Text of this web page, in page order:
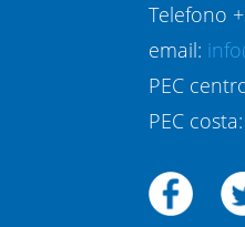
Telefono
email:
PEC
PEC costa: